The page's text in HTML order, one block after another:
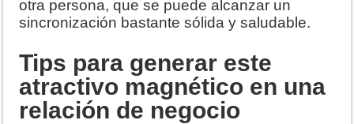
otra persona, que se puede alcanzar un
sincronización bastante sólida y saludable.
Tips para generar este
atractivo magnético en una
relación de negocio